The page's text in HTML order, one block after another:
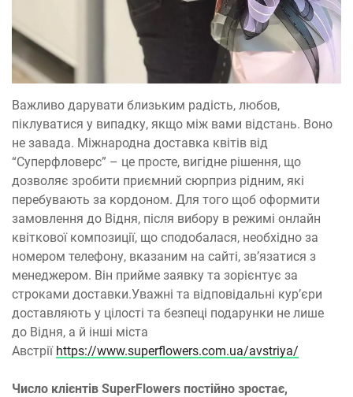
Важливо дарувати близьким радість, любов,
піклуватися у випадку, якщо між вами відстань. Воно
не завада. Міжнародна доставка квітів від
“Суперфловерс” – це просте, вигідне рішення, що
дозволяє зробити приємний сюрприз рідним, які
перебувають за кордоном. Для того щоб оформити
замовлення до Відня, після вибору в режимі онлайн
квіткової композиції, що сподобалася, необхідно за
номером телефону, вказаним на сайті, зв’язатися з
менеджером. Він прийме заявку та зорієнтує за
строками доставки.Уважні та відповідальні кур’єри
доставляють у цілості та безпеці подарунки не лише
до Відня, а й інші міста
Австрії https://www.superflowers.com.ua/avstriya/
Число клієнтів SuperFlowers постійно зростає,